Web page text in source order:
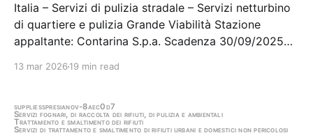
Italia – Servizi di pulizia stradale – Servizi netturbino
di quartiere e pulizia Grande Viabilità Stazione
appaltante: Contarina S.p.a. Scadenza 30/09/2025
13 mar 2026 19 min read
suppliesspresianov-8aec0d7
Servizi fognari, di raccolta dei rifiuti, di pulizia e ambientali
Trattamento e smaltimento dei rifiuti
Servizi di trattamento e smaltimento di rifiuti urbani e domestici non pericolosi